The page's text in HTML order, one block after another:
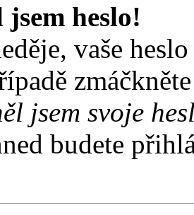
heslo!
vaše
jsem svoje
budete